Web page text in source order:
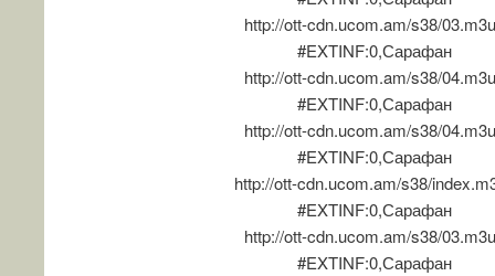
http://ott-cdn.ucom.am/s38/
#EXTINF:0,Сарафан
http://ott-cdn.ucom.am/s38/
#EXTINF:0,Сарафан
http://ott-cdn.ucom.am/s38/
#EXTINF:0,Сарафан
http://ott-cdn.ucom.am/s38/
#EXTINF:0,Сарафан
http://ott-cdn.ucom.am/s38/
#EXTINF:0,Сарафан